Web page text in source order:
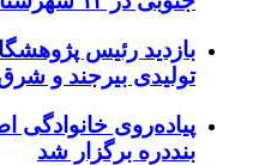
بازدید رئیس
تولیدی بیرجند و
پیاده‌روی خانوادگی
بنددره برگزار شد